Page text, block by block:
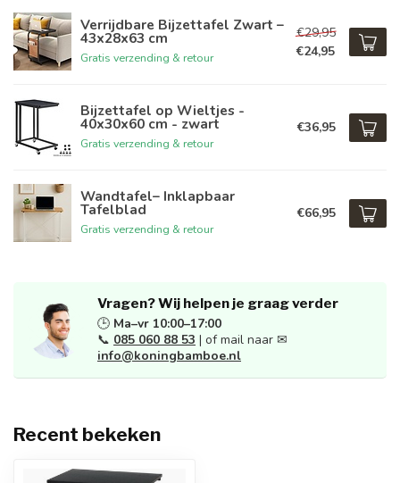
Verrijdbare Bijzettafel Zwart –
43x28x63 cm
Gratis verzending & retour
€29,95
€24,95
Bijzettafel op Wieltjes -
40x30x60 cm - zwart
Gratis verzending & retour
€36,95
Wandtafel– Inklapbaar
Tafelblad
Gratis verzending & retour
€66,95
Vragen? Wij helpen je graag verder
🕒 Ma–vr 10:00–17:00
📞 085 060 88 53 | of mail naar ✉
info@koningbamboe.nl
Recent bekeken